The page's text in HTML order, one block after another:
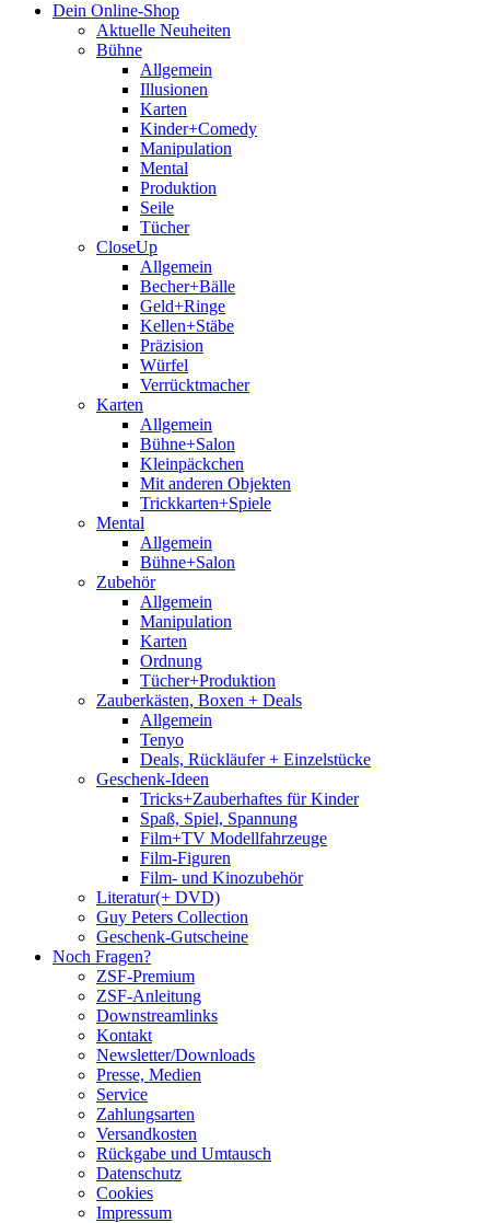
Dein Online-Shop
Aktuelle Neuheiten
Bühne
Allgemein
Illusionen
Karten
Kinder+Comedy
Manipulation
Mental
Produktion
Seile
Tücher
CloseUp
Allgemein
Becher+Bälle
Geld+Ringe
Kellen+Stäbe
Präzision
Würfel
Verrücktmacher
Karten
Allgemein
Bühne+Salon
Kleinpäckchen
Mit anderen Objekten
Trickkarten+Spiele
Mental
Allgemein
Bühne+Salon
Zubehör
Allgemein
Manipulation
Karten
Ordnung
Tücher+Produktion
Zauberkästen, Boxen + Deals
Allgemein
Tenyo
Deals, Rückläufer + Einzelstücke
Geschenk-Ideen
Tricks+Zauberhaftes für Kinder
Spaß, Spiel, Spannung
Film+TV Modellfahrzeuge
Film-Figuren
Film- und Kinozubehör
Literatur(+ DVD)
Guy Peters Collection
Geschenk-Gutscheine
Noch Fragen?
ZSF-Premium
ZSF-Anleitung
Downstreamlinks
Kontakt
Newsletter/Downloads
Presse, Medien
Service
Zahlungsarten
Versandkosten
Rückgabe und Umtausch
Datenschutz
Cookies
Impressum